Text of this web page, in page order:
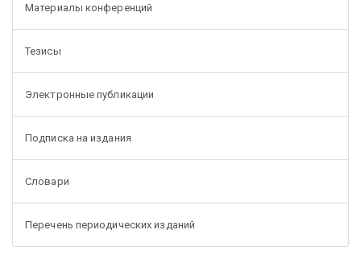
Материалы конференций
Тезисы
Электронные публикации
Подписка на издания
Словари
Перечень периодических изданий